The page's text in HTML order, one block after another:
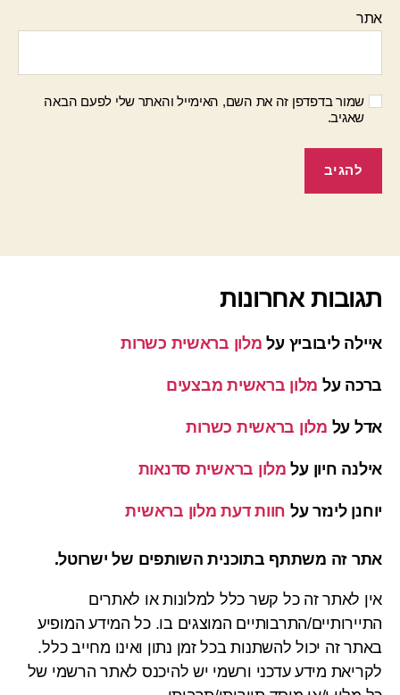
אתר
שמור בדפדפן זה את השם, האימייל והאתר שלי לפעם הבאה
שאגיב.
תגובות אחרונות
איילה ליבוביץ על מלון בראשית כשרות
ברכה על מלון בראשית מבצעים
אדל על מלון בראשית כשרות
אילנה חיון על מלון בראשית סדנאות
יוחנן לינזר על חוות דעת מלון בראשית
אתר זה משתתף בתוכנית השותפים של ישרוטל.
אין לאתר זה כל קשר כלל למלונות או לאתרים
התיירותיים/התרבותיים המוצגים בו. כל המידע המופיע
באתר זה יכול להשתנות בכל זמן נתון ואינו מחייב כלל.
לקריאת מידע עדכני ורשמי יש להיכנס לאתר הרשמי של